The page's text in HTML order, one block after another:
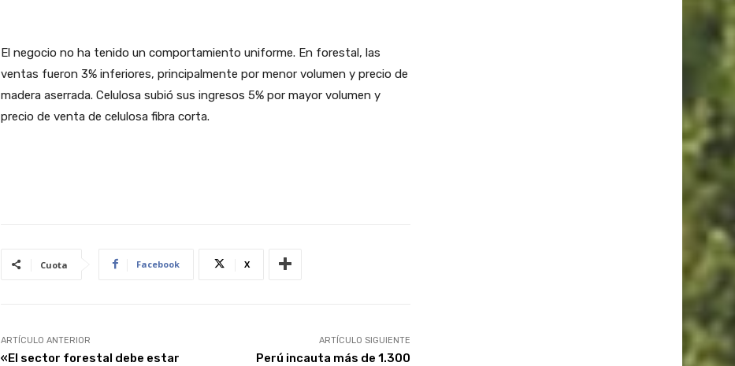
El negocio no ha tenido un comportamiento uniforme. En forestal, las
ventas fueron 3% inferiores, principalmente por menor volumen y precio de
madera aserrada. Celulosa subió sus ingresos 5% por mayor volumen y
precio de venta de celulosa fibra corta.
Cuota Facebook X
ARTÍCULO ANTERIOR
«El sector forestal debe estar
ARTÍCULO SIGUIENTE
Perú incauta más de 1.300